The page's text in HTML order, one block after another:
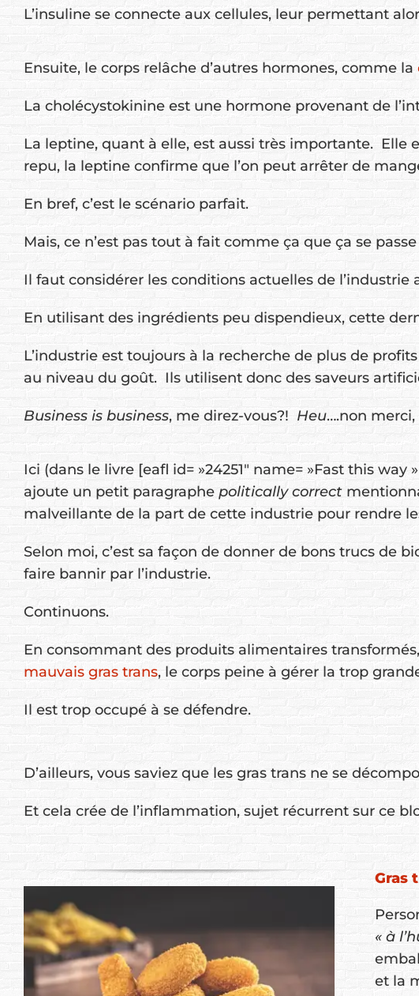
L’insuline se connecte aux cellules, leur permettant
Ensuite, le corps relâche d’autres hormones, comme la
La cholécystokinine est une hormone provenant de
La leptine, quant à elle, est aussi très importante. Elle
repu, la leptine confirme que l’on peut arrêter de
En bref, c’est le scénario parfait.
Mais, ce n’est pas tout à fait comme ça que ça se passe
Il faut considérer les conditions actuelles de l’industrie
En utilisant des ingrédients peu dispendieux, cette
L’industrie est toujours à la recherche de plus de
au niveau du goût. Ils utilisent donc des saveurs
Business is business, me direz-vous?! Heu….non
Ici (dans le livre [eafl id= »24251″ name= »Fast this way
ajoute un petit paragraphe politically correct
malveillante de la part de cette industrie pour rendre
Selon moi, c’est sa façon de donner de bons trucs de
faire bannir par l’industrie.
Continuons.
En consommant des produits alimentaires
mauvais gras trans, le corps peine à gérer la trop
Il est trop occupé à se défendre.
D’ailleurs, vous saviez que les gras trans ne se
Et cela crée de l’inflammation, sujet récurrent sur ce
Gras
« à
et la